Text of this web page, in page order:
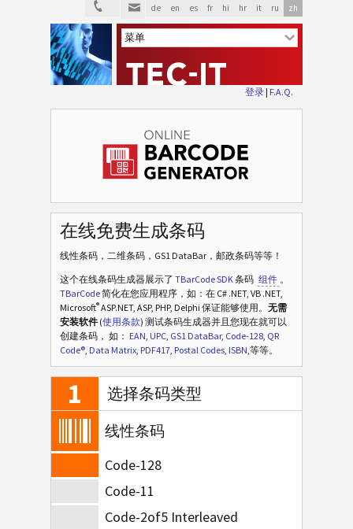
de en es fr hi hr it ru zh
登录| F.A.Q.
在线免费生成条码
线性条码，二维条码，GS1 DataBar，邮政条码等等！
这个在线条码生成器展示了 TBarCode SDK条码 组件 。
TBarCode简化在您应用程序，如：在 C# .NET, VB .NET,
Microsoft®ASP.NET, ASP, PHP, Delphi 保证能够使用。 无需
安装软件 (使用条款) 测试条码生成器并且您现在就可以
创建条码， 如： EAN, UPC, GS1 DataBar, Code-128, QR
Code®, Data Matrix, PDF417, Postal Codes, ISBN,等等。
1 选择条码类型
线性条码
Code-128
Code-11
Code-2of5 Interleaved